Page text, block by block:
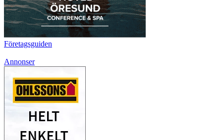
Företagsguiden
Annonser